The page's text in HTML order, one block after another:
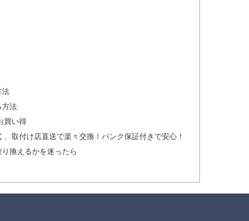
法
方法
買い得
、取付け店直送で楽々交換！パンク保証付きで安心！
換えるかを迷ったら